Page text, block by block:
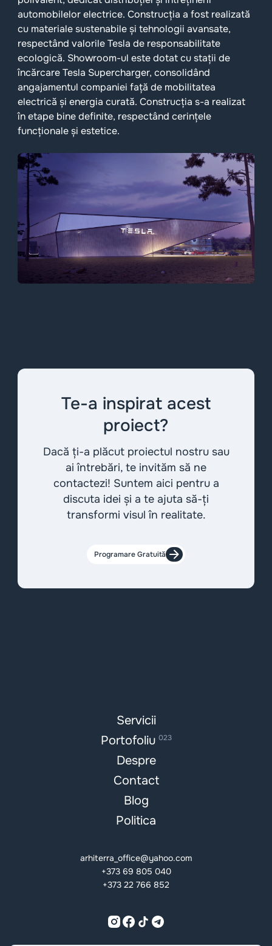
automobilelor electrice. Construcția a fost realizată
cu materiale sustenabile și tehnologii avansate,
respectând valorile Tesla de responsabilitate
ecologică. Showroom-ul este dotat cu stații de
încărcare Tesla Supercharger, consolidând
angajamentul companiei față de mobilitatea
electrică și energia curată. Construcția s-a realizat
în etape bine definite, respectând cerințele
funcționale și estetice.
Te-a inspirat acest
proiect?
Dacă ți-a plăcut proiectul nostru sau
ai întrebări, te invităm să ne
contactezi! Suntem aici pentru a
discuta idei și a te ajuta să-ți
transformi visul în realitate.
Programare Gratuită
Servicii
Portofoliu 023
Despre
Contact
Blog
Politica
arhiterra_office@yahoo.com
+373 69 805 040
+373 22 766 852